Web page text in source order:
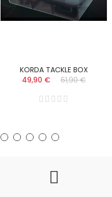
KORDA TACKLE BOX
49,90 €
61,90 €